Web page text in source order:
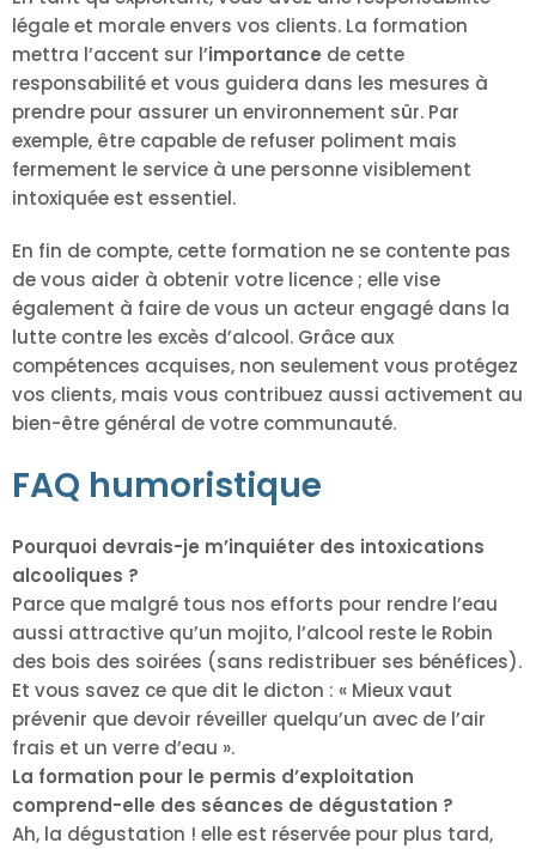
légale et morale envers vos clients. La formation
mettra l’accent sur l’importance de cette
responsabilité et vous guidera dans les mesures à
prendre pour assurer un environnement sûr. Par
exemple, être capable de refuser poliment mais
fermement le service à une personne visiblement
intoxiquée est essentiel.
En fin de compte, cette formation ne se contente pas
de vous aider à obtenir votre licence ; elle vise
également à faire de vous un acteur engagé dans la
lutte contre les excès d’alcool. Grâce aux
compétences acquises, non seulement vous protégez
vos clients, mais vous contribuez aussi activement au
bien-être général de votre communauté.
FAQ humoristique
Pourquoi devrais-je m’inquiéter des intoxications
alcooliques ?
Parce que malgré tous nos efforts pour rendre l’eau
aussi attractive qu’un mojito, l’alcool reste le Robin
des bois des soirées (sans redistribuer ses bénéfices).
Et vous savez ce que dit le dicton : « Mieux vaut
prévenir que devoir réveiller quelqu’un avec de l’air
frais et un verre d’eau ».
La formation pour le permis d’exploitation
comprend-elle des séances de dégustation ?
Ah, la dégustation ! elle est réservée pour plus tard,